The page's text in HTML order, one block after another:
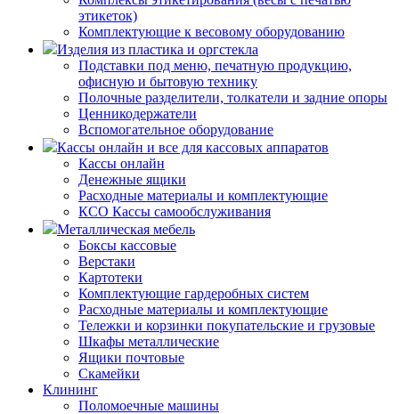
этикеток)
Комплектующие к весовому оборудованию
Изделия из пластика и оргстекла
Подставки под меню, печатную продукцию,
офисную и бытовую технику
Полочные разделители, толкатели и задние опоры
Ценникодержатели
Вспомогательное оборудование
Кассы онлайн и все для кассовых аппаратов
Кассы онлайн
Денежные ящики
Расходные материалы и комплектующие
КСО Кассы самообслуживания
Металлическая мебель
Боксы кассовые
Верстаки
Картотеки
Комплектующие гардеробных систем
Расходные материалы и комплектующие
Тележки и корзинки покупательские и грузовые
Шкафы металлические
Ящики почтовые
Скамейки
Клининг
Поломоечные машины